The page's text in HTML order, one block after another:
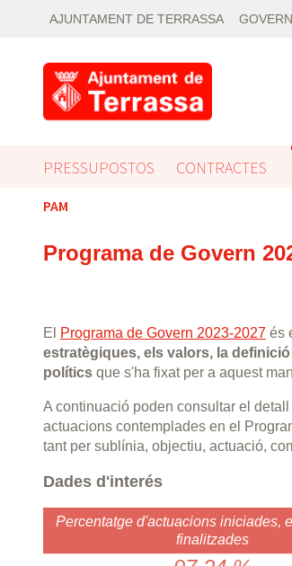
AJUNTAMENT DE TERRASSA
PRESSUPOSTOS CONTRACTES
PAM
Programa de Govern
El Programa de Govern 2023-2027 és
estratègiques, els valors, la
polítics que s'ha fixat per a aquest
A continuació poden consultar el
actuacions contemplades en el
tant per sublínia, objectiu, actuació,
Dades d'interés
Percentatge d'actuacions iniciades,
finalitzades